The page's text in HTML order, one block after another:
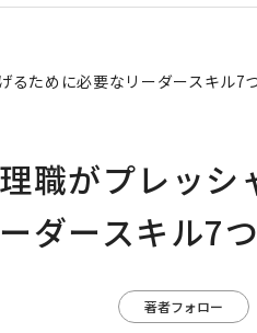
ために必要なリーダースキル7
職がプレッシ
ダースキル7つ
著者フォロー